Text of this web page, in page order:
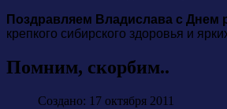
Поздравляем Владислава с Днем
крепкого сибирского здоровья и
Помним, скорбим..
Создано: 17 октября 2011